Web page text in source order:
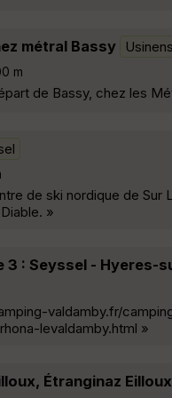
métral Bassy Usinens
m
de Bassy, chez les
de ski nordique de Sur
»
3 : Seyssel - Hyeres-
valdamby.fr/
levaldamby.html »
Étranginaz